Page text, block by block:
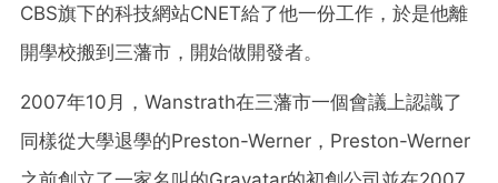
CBS旗下的科技網站CNET給了他一份工作，於是他離
開學校搬到三藩市，開始做開發者。
2007年10月，Wanstrath在三藩市一個會議上認識了
同樣從大學退學的Preston-Werner，Preston-Werner